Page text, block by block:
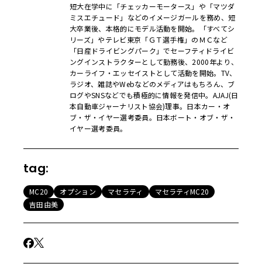
短大在学中に「チェッカーモータース」や「マツダ
ミスエチュード」などのイメージガールを務め、短
大卒業後、本格的にモデル活動を開始。「すべてシ
リーズ」やテレビ東京「ＧＴ選手権」のＭＣなど
「日産ドライビングパーク」でセーフティドライビ
ングインストラクターとして勤務後、2000年より、
カーライフ・エッセイストとして活動を開始。TV、
ラジオ、雑誌やWebなどのメディアはもちろん、ブ
ログやSNSなどでも積極的に情報を発信中。AJAJ(日
本自動車ジャーナリスト協会)理事。日本カー・オ
ブ・ザ・イヤー選考委員。日本ボート・オブ・ザ・
イヤー選考委員。
tag:
MC20 オプション マセラティ
マセラティMC20
吉田由美